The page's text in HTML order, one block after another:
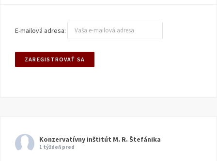
E-mailová adresa:
Konzervatívny inštitút M. R. Štefánika
1 týždeň pred